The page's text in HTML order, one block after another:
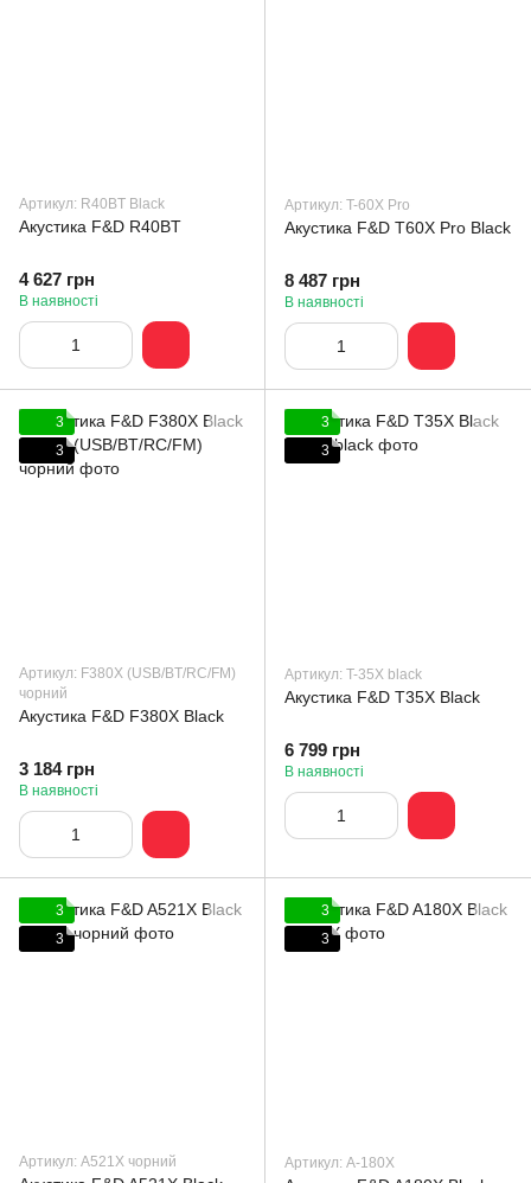
Артикул: R40BT Black
Акустика F&D R40BT
4 627 грн
В наявності
Артикул: T-60X Pro
Акустика F&D T60X Pro Black
8 487 грн
В наявності
3
3
Артикул: F380X (USB/BT/RC/FM)
чорний
Акустика F&D F380X Black
3 184 грн
В наявності
3
3
Артикул: T-35X black
Акустика F&D T35X Black
6 799 грн
В наявності
3
3
Артикул: A521X чорний
3
3
Артикул: A-180X